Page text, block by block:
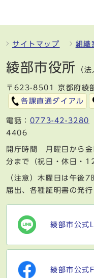
サイトマップ 組織
綾部市役所 （
〒623-8501 京都府綾
各課直通ダイアル
電話： 0773-42-3280
4406
開庁時間 月曜日から
分まで（祝日・休日・
（注意）木曜日は午後
届出、各種証明書の発
綾部市公式
綾部市公